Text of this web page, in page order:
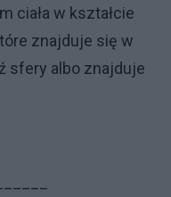
ciała w kształcie
znajduje się w
sfery albo znajduje